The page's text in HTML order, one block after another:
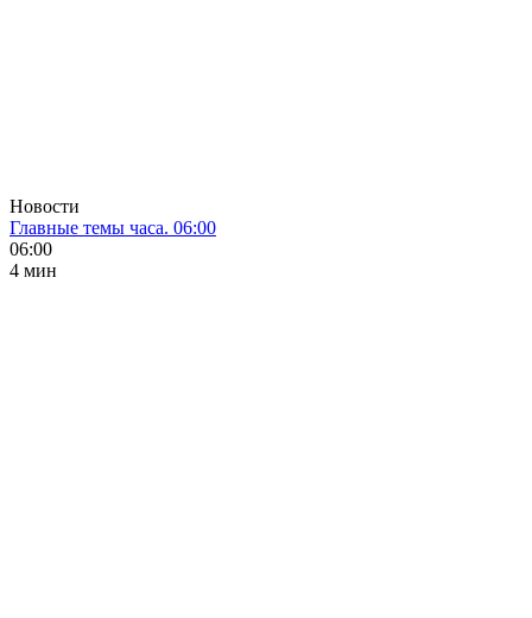
Новости
Главные темы часа. 06:00
06:00
4 мин